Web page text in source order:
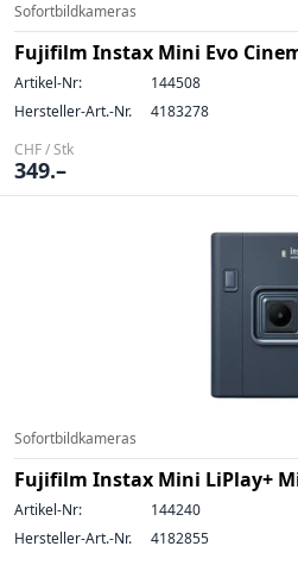
Sofortbildkameras
Fujifilm Instax Mini Evo
Artikel-Nr:
144508
Hersteller-Art.-Nr.
4183278
CHF / Stk
349.–
Sofortbildkameras
Fujifilm Instax Mini LiPlay+
Artikel-Nr:
144240
Hersteller-Art.-Nr.
4182855